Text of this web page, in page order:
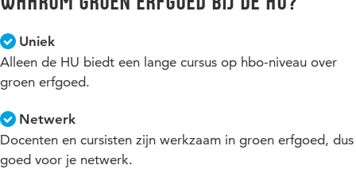
andere achtergrond. Denk aan ruimtelijke ordening,
planologie, kunst- of architectuurhistorie, juridisch of
beleidsmatig, techniek of waterbeheer.
Uniek
Alleen de HU biedt een lange cursus op hbo-niveau over
groen erfgoed.
Netwerk
Docenten en cursisten zijn werkzaam in groen erfgoed, dus
goed voor je netwerk.